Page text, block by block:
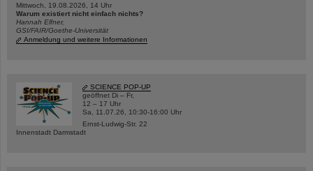
Mittwoch, 19.08.2026, 14 Uhr
Warum existiert nicht einfach nichts?
Hannah Elfner,
GSI/FAIR/Goethe-Universität
Anmeldung und weitere Informationen
SCIENCE POP-UP
geöffnet Di – Fr,
12 – 17 Uhr
Sa, 11.07.26, 10:30-16:00 Uhr
Ernst-Ludwig-Str. 22
Innenstadt Darmstadt